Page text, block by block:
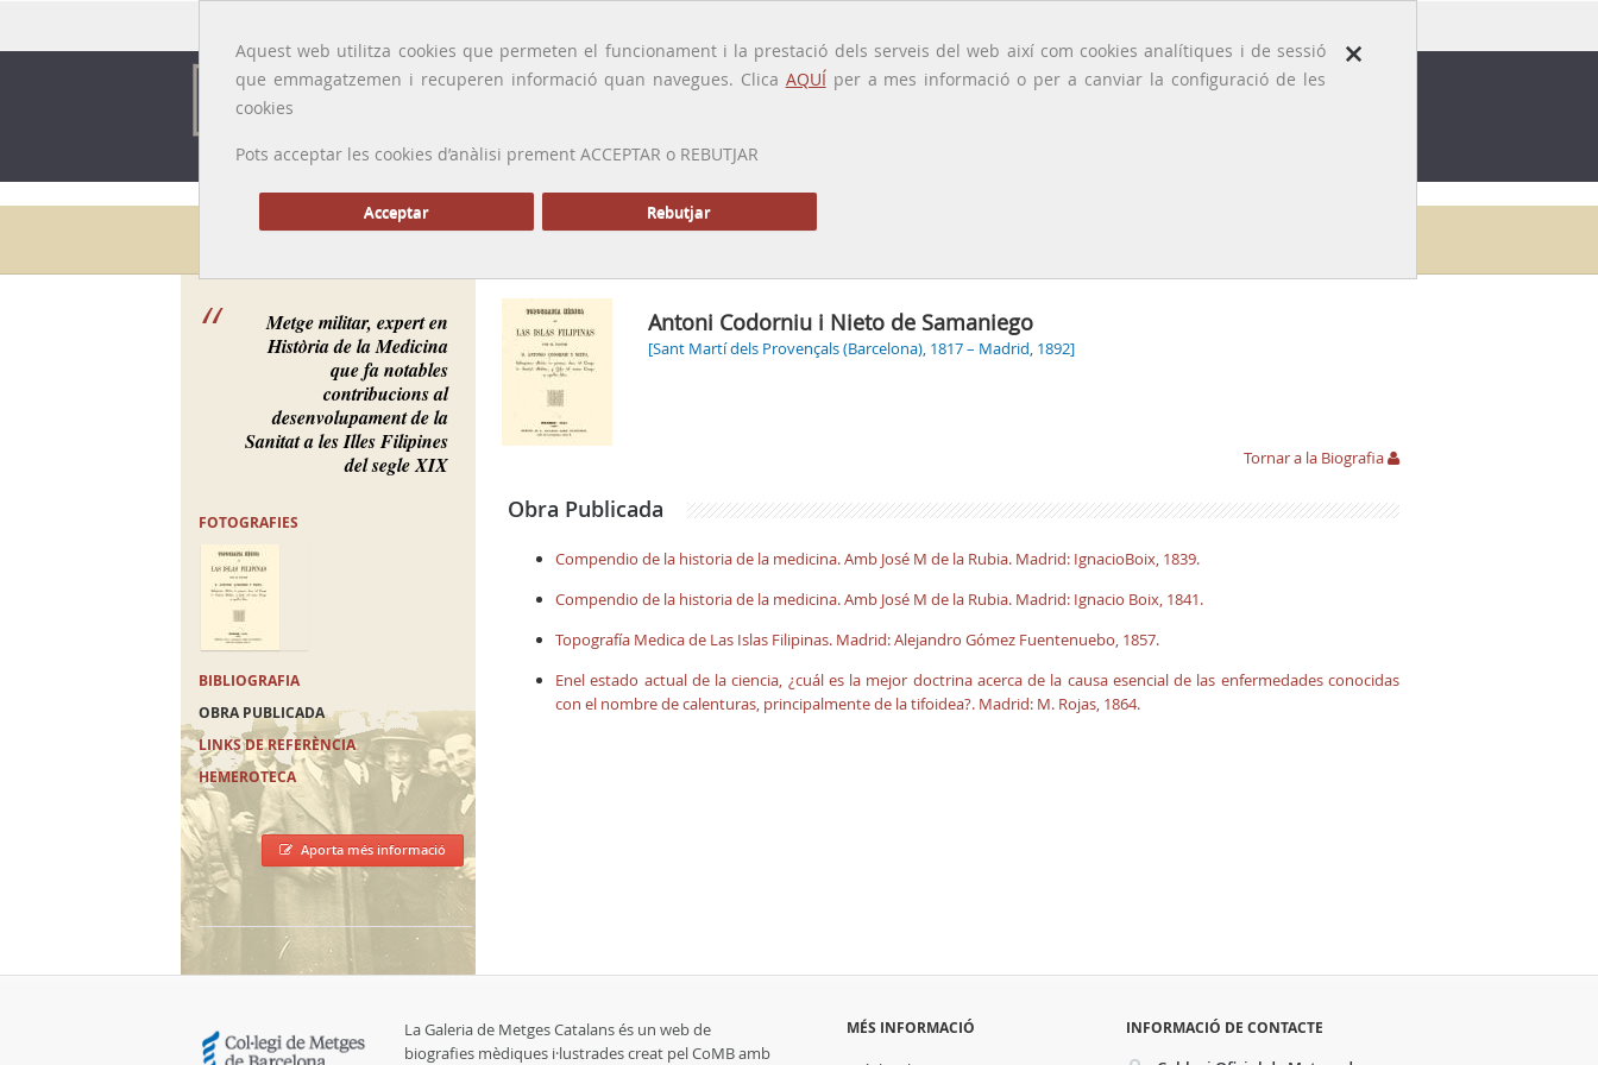
×
Aquest web utilitza cookies que permeten el funcionament i la prestació dels serveis del web així com cookies analítiques i de sessió
que emmagatzemen i recuperen informació quan navegues. Clica AQUÍper a mes informació o per a canviar la configuració de les
cookies
Pots acceptar les cookies d’anàlisi prement ACCEPTAR o REBUTJAR
Acceptar Rebutjar
PRESENTACIÓ GALERIA
Galeria de metges
Metge militar, expert en
Història de la Medicina
que fa notables
contribucions al
desenvolupament de la
Sanitat a les Illes Filipines
del segle XIX
FOTOGRAFIES
BIBLIOGRAFIA
OBRA PUBLICADA
LINKS DE REFERÈNCIA
HEMEROTECA
Aporta més informació
Antoni Codorniu i Nieto de Samaniego
[Sant Martí dels Provençals (Barcelona), 1817 – Madrid, 1892]
Tornar a la Biografia
Obra Publicada
Compendio de la historia de la medicina. Amb José M de la Rubia. Madrid: IgnacioBoix, 1839.
Compendio de la historia de la medicina. Amb José M de la Rubia. Madrid: Ignacio Boix, 1841.
Topografía Medica de Las Islas Filipinas. Madrid: Alejandro Gómez Fuentenuebo, 1857.
Enel estado actual de la ciencia, ¿cuál es la mejor doctrina acerca de la causa esencial de las enfermedades conocidas
con el nombre de calenturas, principalmente de la tifoidea?. Madrid: M. Rojas, 1864.
La Galeria de Metges Catalans és un web de
biografies mèdiques i·lustrades creat pel CoMB amb
MÉS INFORMACIÓ INFORMACIÓ DE CONTACTE